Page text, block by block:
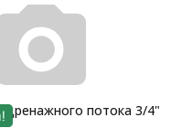
дренажного потока 3/4"